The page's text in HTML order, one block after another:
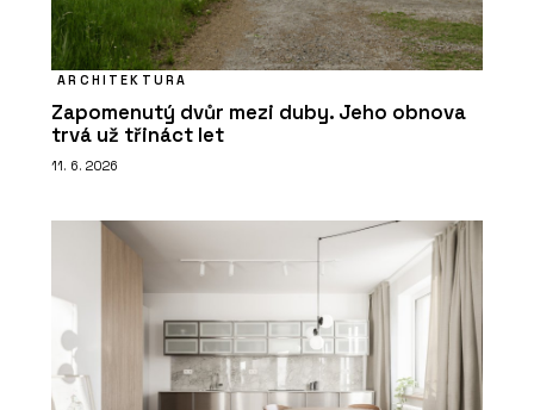
ARCHITEKTURA
Zapomenutý dvůr mezi duby. Jeho obnova
trvá už třináct let
11. 6. 2026